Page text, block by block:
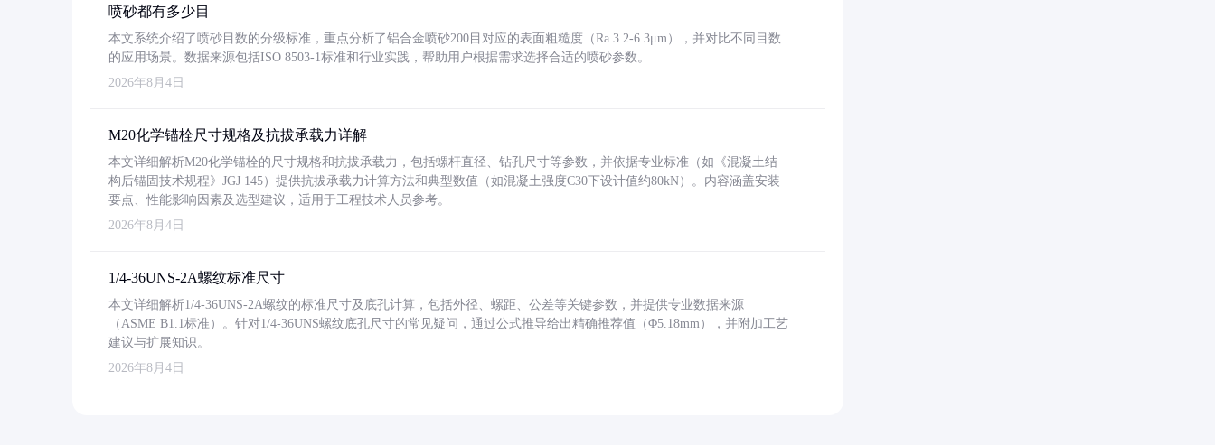
喷砂都有多少目
本文系统介绍了喷砂目数的分级标准，重点分析了铝合金喷砂200目对应的表面粗糙度（Ra 3.2-6.3μm），并对比不同目数
的应用场景。数据来源包括ISO 8503-1标准和行业实践，帮助用户根据需求选择合适的喷砂参数。
2026年8月4日
M20化学锚栓尺寸规格及抗拔承载力详解
本文详细解析M20化学锚栓的尺寸规格和抗拔承载力，包括螺杆直径、钻孔尺寸等参数，并依据专业标准（如《混凝土结
构后锚固技术规程》JGJ 145）提供抗拔承载力计算方法和典型数值（如混凝土强度C30下设计值约80kN）。内容涵盖安装
要点、性能影响因素及选型建议，适用于工程技术人员参考。
2026年8月4日
1/4-36UNS-2A螺纹标准尺寸
本文详细解析1/4-36UNS-2A螺纹的标准尺寸及底孔计算，包括外径、螺距、公差等关键参数，并提供专业数据来源
（ASME B1.1标准）。针对1/4-36UNS螺纹底孔尺寸的常见疑问，通过公式推导给出精确推荐值（Φ5.18mm），并附加工艺
建议与扩展知识。
2026年8月4日